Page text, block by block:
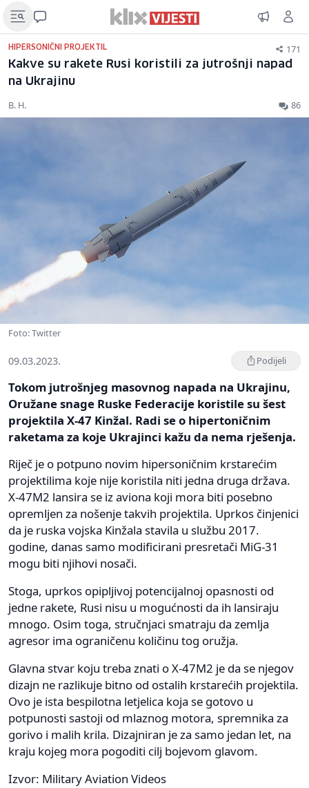
HIPERSONIČNI PROJEKTIL 171
Kakve su rakete Rusi koristili za jutrošnji napad
na Ukrajinu
B. H. 86
Foto: Twitter
09.03.2023. Podijeli
Tokom jutrošnjeg masovnog napada na Ukrajinu,
Oružane snage Ruske Federacije koristile su šest
projektila X-47 Kinžal. Radi se o hipertoničnim
raketama za koje Ukrajinci kažu da nema rješenja.
Riječ je o potpuno novim hipersoničnim krstarećim
projektilima koje nije koristila niti jedna druga država.
X-47M2 lansira se iz aviona koji mora biti posebno
opremljen za nošenje takvih projektila. Uprkos činjenici
da je ruska vojska Kinžala stavila u službu 2017.
godine, danas samo modificirani presretači MiG-31
mogu biti njihovi nosači.
Stoga, uprkos opipljivoj potencijalnoj opasnosti od
jedne rakete, Rusi nisu u mogućnosti da ih lansiraju
mnogo. Osim toga, stručnjaci smatraju da zemlja
agresor ima ograničenu količinu tog oružja.
Glavna stvar koju treba znati o X-47M2 je da se njegov
dizajn ne razlikuje bitno od ostalih krstarećih projektila.
Ovo je ista bespilotna letjelica koja se gotovo u
potpunosti sastoji od mlaznog motora, spremnika za
gorivo i malih krila. Dizajniran je za samo jedan let, na
kraju kojeg mora pogoditi cilj bojevom glavom.
Izvor: Military Aviation Videos